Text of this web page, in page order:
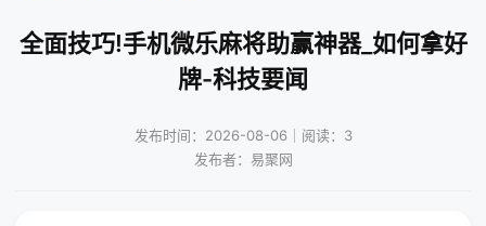
全面技巧!手机微乐麻将助赢神器_如何拿好
牌-科技要闻
发布时间：2026-08-06｜阅读：3
发布者：易聚网